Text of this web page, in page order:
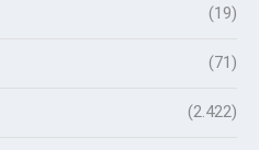
(19)
(71)
(2.422)